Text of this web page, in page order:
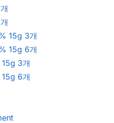
15g 3개
15g 6개
3개
6개